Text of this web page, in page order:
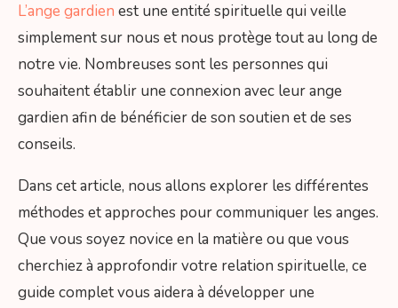
L’ange gardien est une entité spirituelle qui veille
simplement sur nous et nous protège tout au long de
notre vie. Nombreuses sont les personnes qui
souhaitent établir une connexion avec leur ange
gardien afin de bénéficier de son soutien et de ses
conseils.
Dans cet article, nous allons explorer les différentes
méthodes et approches pour communiquer les anges.
Que vous soyez novice en la matière ou que vous
cherchiez à approfondir votre relation spirituelle, ce
guide complet vous aidera à développer une